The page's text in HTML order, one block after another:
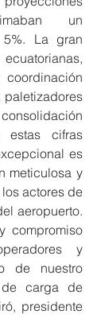
un
La gran
paletizadores
cifras
es
meticulosa y
actores de
aeropuerto.
compromiso
y
de nuestro
carga de
presidente